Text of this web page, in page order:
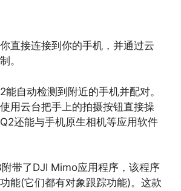
直接连接到你的手机，并通过云
。
自动检测到附近的手机并配对。
用云台把手上的拍摄按钮直接操
还能与手机原生相机等应用软件
带了DJI Mimo应用程序，该程序
能(它们都有对象跟踪功能)。这款